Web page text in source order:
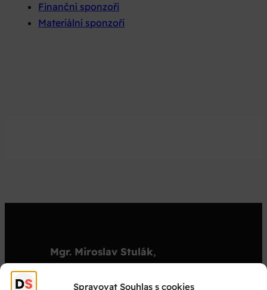
Spravovat Souhlas s cookies
Finanční sponzoři
Materiální sponzoři
Mgr. Miroslav Stulák,
stulak@dejepisnasoutez.cz